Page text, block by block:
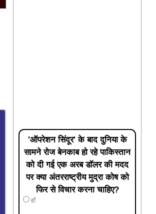
'ऑपरेशन सिंदूर' के बाद दुनिया के
सामने रोज बेनकाब हो रहे पाकिस्तान
को दी गई एक अरब डॉलर की मदद
पर क्या अंतरराष्ट्रीय मुद्रा कोष को
फिर से विचार करना चाहिए?
हाँ